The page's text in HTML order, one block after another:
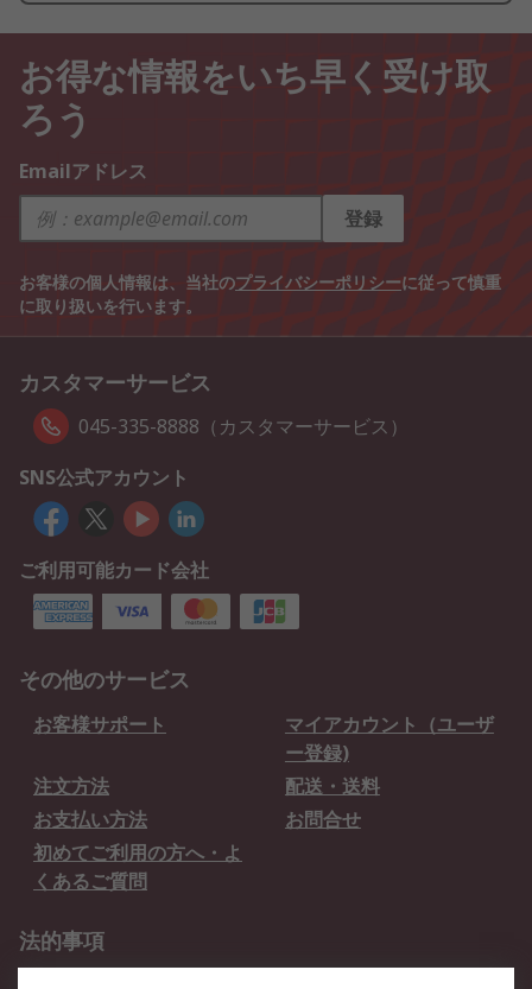
お得な情報をいち早く受け取
ろう
Emailアドレス
登録
お客様の個人情報は、当社のプライバシーポリシーに従って慎重
に取り扱いを行います。
カスタマーサービス
045-335-8888（カスタマーサービス）
SNS公式アカウント
ご利用可能カード会社
その他のサービス
お客様サポート
マイアカウント（ユーザ
ー登録)
注文方法
配送・送料
お支払い方法
お問合せ
初めてご利用の方へ・よ
くあるご質問
法的事項